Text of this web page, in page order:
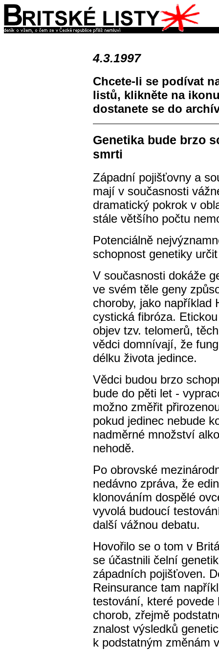
4.3.1997
Chcete-li se podívat
listů, klikněte na
dostanete se do
Genetika bude brzo
smrti
Západní pojišťovny a
mají v současnosti
dramatický pokrok v
stále většího počtu
Potenciálně
schopnost genetiky
V současnosti dokáže
ve svém těle geny
choroby, jako například
cystická fibróza.
objev tzv. telomerů,
vědci domnívají, že
délku života jedince.
Vědci budou brzo
bude do pěti let -
možno změřit
pokud jedinec nebude
nadměrné množství
nehodě.
Po obrovské
nedávno zpráva, že
klonováním dospělé
vyvolá budoucí
další vážnou debatu.
Hovořilo se o tom v
se účastnili čelní
západních pojišťoven.
Reinsurance tam
testování, které povede
chorob, zřejmě
znalost výsledků
k podstatným změnám